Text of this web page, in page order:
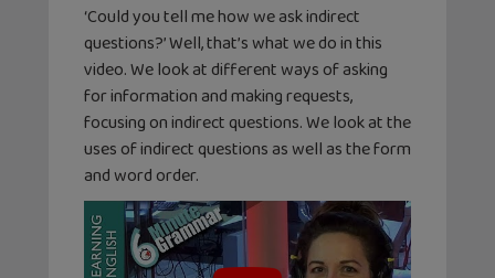
‘Could you tell me how we ask indirect
questions?’ Well, that’s what we do in this
video. We look at different ways of asking
for information and making requests,
focusing on indirect questions. We look at the
uses of indirect questions as well as the form
and word order.